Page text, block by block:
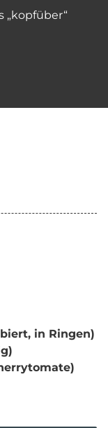
„kopfüber“
in Ringen)